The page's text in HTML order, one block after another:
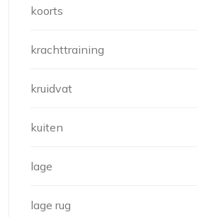
koorts
krachttraining
kruidvat
kuiten
lage
lage rug